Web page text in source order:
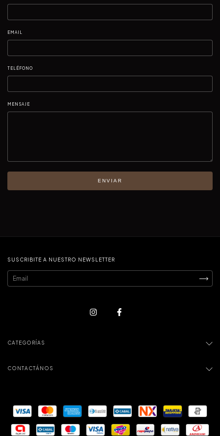
EMAIL
TELÉFONO
MENSAJE
ENVIAR
SUSCRIBITE A NUESTRO NEWSLETTER
CATEGORÍAS
CONTACTÁNOS